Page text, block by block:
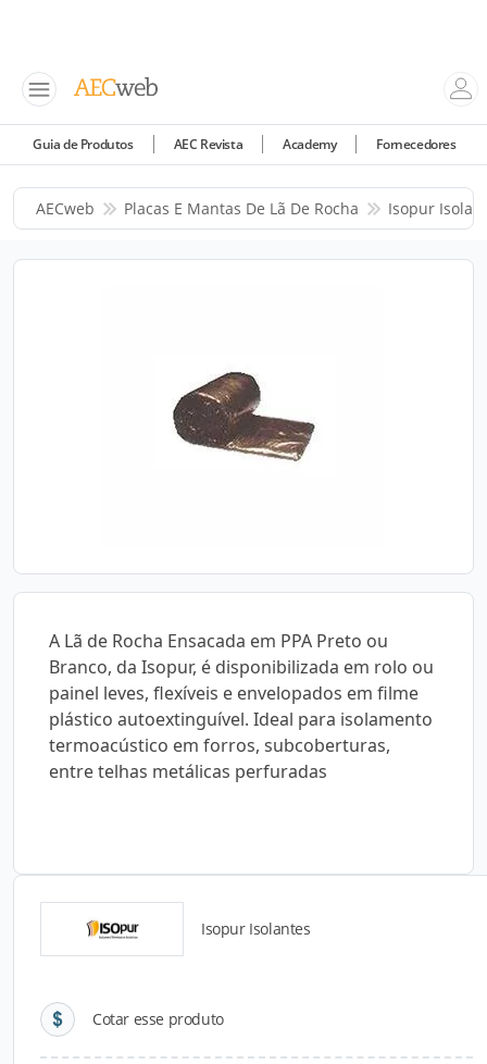
Guia de Produtos AEC Revista Academy Fornecedores
AECweb Placas E Mantas De Lã De Rocha Isopur
A Lã de Rocha Ensacada em PPA Preto ou
Branco, da Isopur, é disponibilizada em rolo ou
painel leves, flexíveis e envelopados em filme
plástico autoextinguível. Ideal para isolamento
termoacústico em forros, subcoberturas,
entre telhas metálicas perfuradas
Isopur Isolantes
Cotar esse produto
Detalhes do produto
Descrição do Produto